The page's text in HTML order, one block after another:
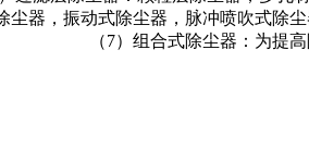
除尘器，喷嘴反吹式除
）组合式除尘器：为提高除尘
。